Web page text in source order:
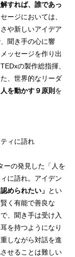
すれば、誰であっ
ージにおいては、
や新しいアイデア
聞き手の心に響
ッセージを作り出
の製作総指揮、
、世界的なリーダ
人を動かす９原則 を
ィに語れ
ーの発見した「人を
に語れ。アイデン
められたい」 とい
く有能で善良な
、聞き手は受け入
を持つようになり
しながら対話を進
せることは難しい